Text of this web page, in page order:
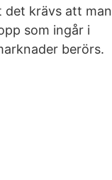
det krävs att man
som ingår i
berörs.